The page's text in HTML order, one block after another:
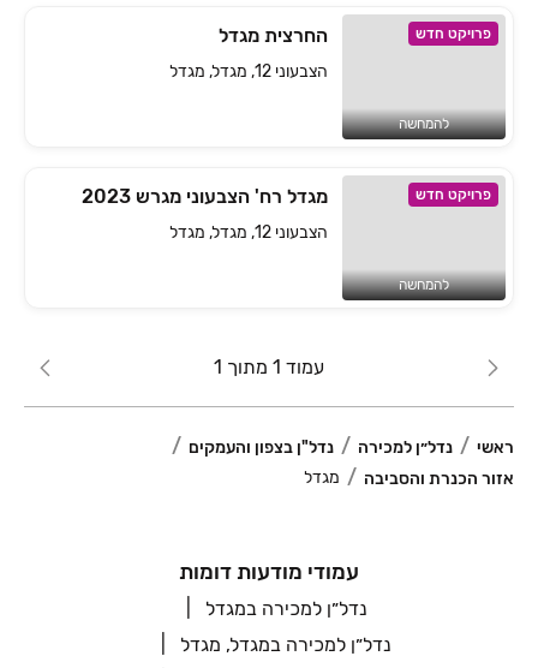
פרויקט חדש
להמחשה
החרצית מגדל
הצבעוני 12, מגדל, מגדל
פרויקט חדש
להמחשה
מגדל רח' הצבעוני מגרש 2023
הצבעוני 12, מגדל, מגדל
עמוד 1 מתוך 1
ראשי נדל״ן למכירה
נדל"ן בצפון והעמקים
אזור הכנרת והסביבה
מגדל
עמודי מודעות דומות
נדל״ן למכירה במגדל
נדל״ן למכירה במגדל, מגדל